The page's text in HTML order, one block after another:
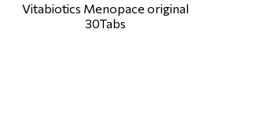
Vitabiotics Menopace original
30Tabs